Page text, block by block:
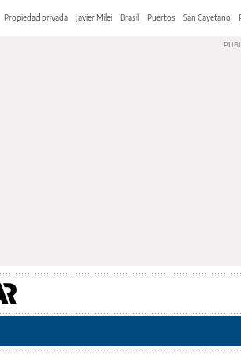
Propiedad privada Javier Milei Brasil Puertos San Cayetano